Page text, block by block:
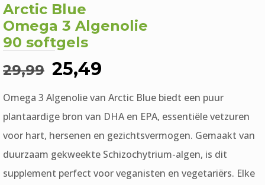
Arctic Blue
Omega 3 Algenolie
90 softgels
29,99 Oorspronkelijke
was:
€29,99.
25,49
is:
€25,49.
Omega 3 Algenolie van Arctic Blue biedt een puur
plantaardige bron van DHA en EPA, essentiële vetzuren
voor hart, hersenen en gezichtsvermogen. Gemaakt van
duurzaam gekweekte Schizochytrium-algen, is dit
supplement perfect voor veganisten en vegetariërs. Elke